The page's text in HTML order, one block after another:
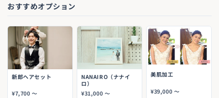
おすすめオプション
新郎ヘアセット
¥7,700 〜
NANAIRO（ナナイ
ロ）
¥31,000 〜
美肌加工
¥39,000 〜